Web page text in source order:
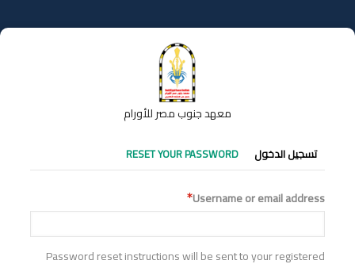
إلى
المحتوى
معهد جنوب مصر للأورام
التبويبات
الأساسية
تسجيل الدخول RESET YOUR PASSWORD
Username or email address
Password reset instructions will be sent to your registered